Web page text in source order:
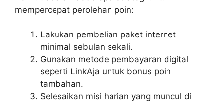
mempercepat perolehan poin:
Lakukan pembelian paket internet
minimal sebulan sekali.
Gunakan metode pembayaran digital
seperti LinkAja untuk bonus poin
tambahan.
Selesaikan misi harian yang muncul di